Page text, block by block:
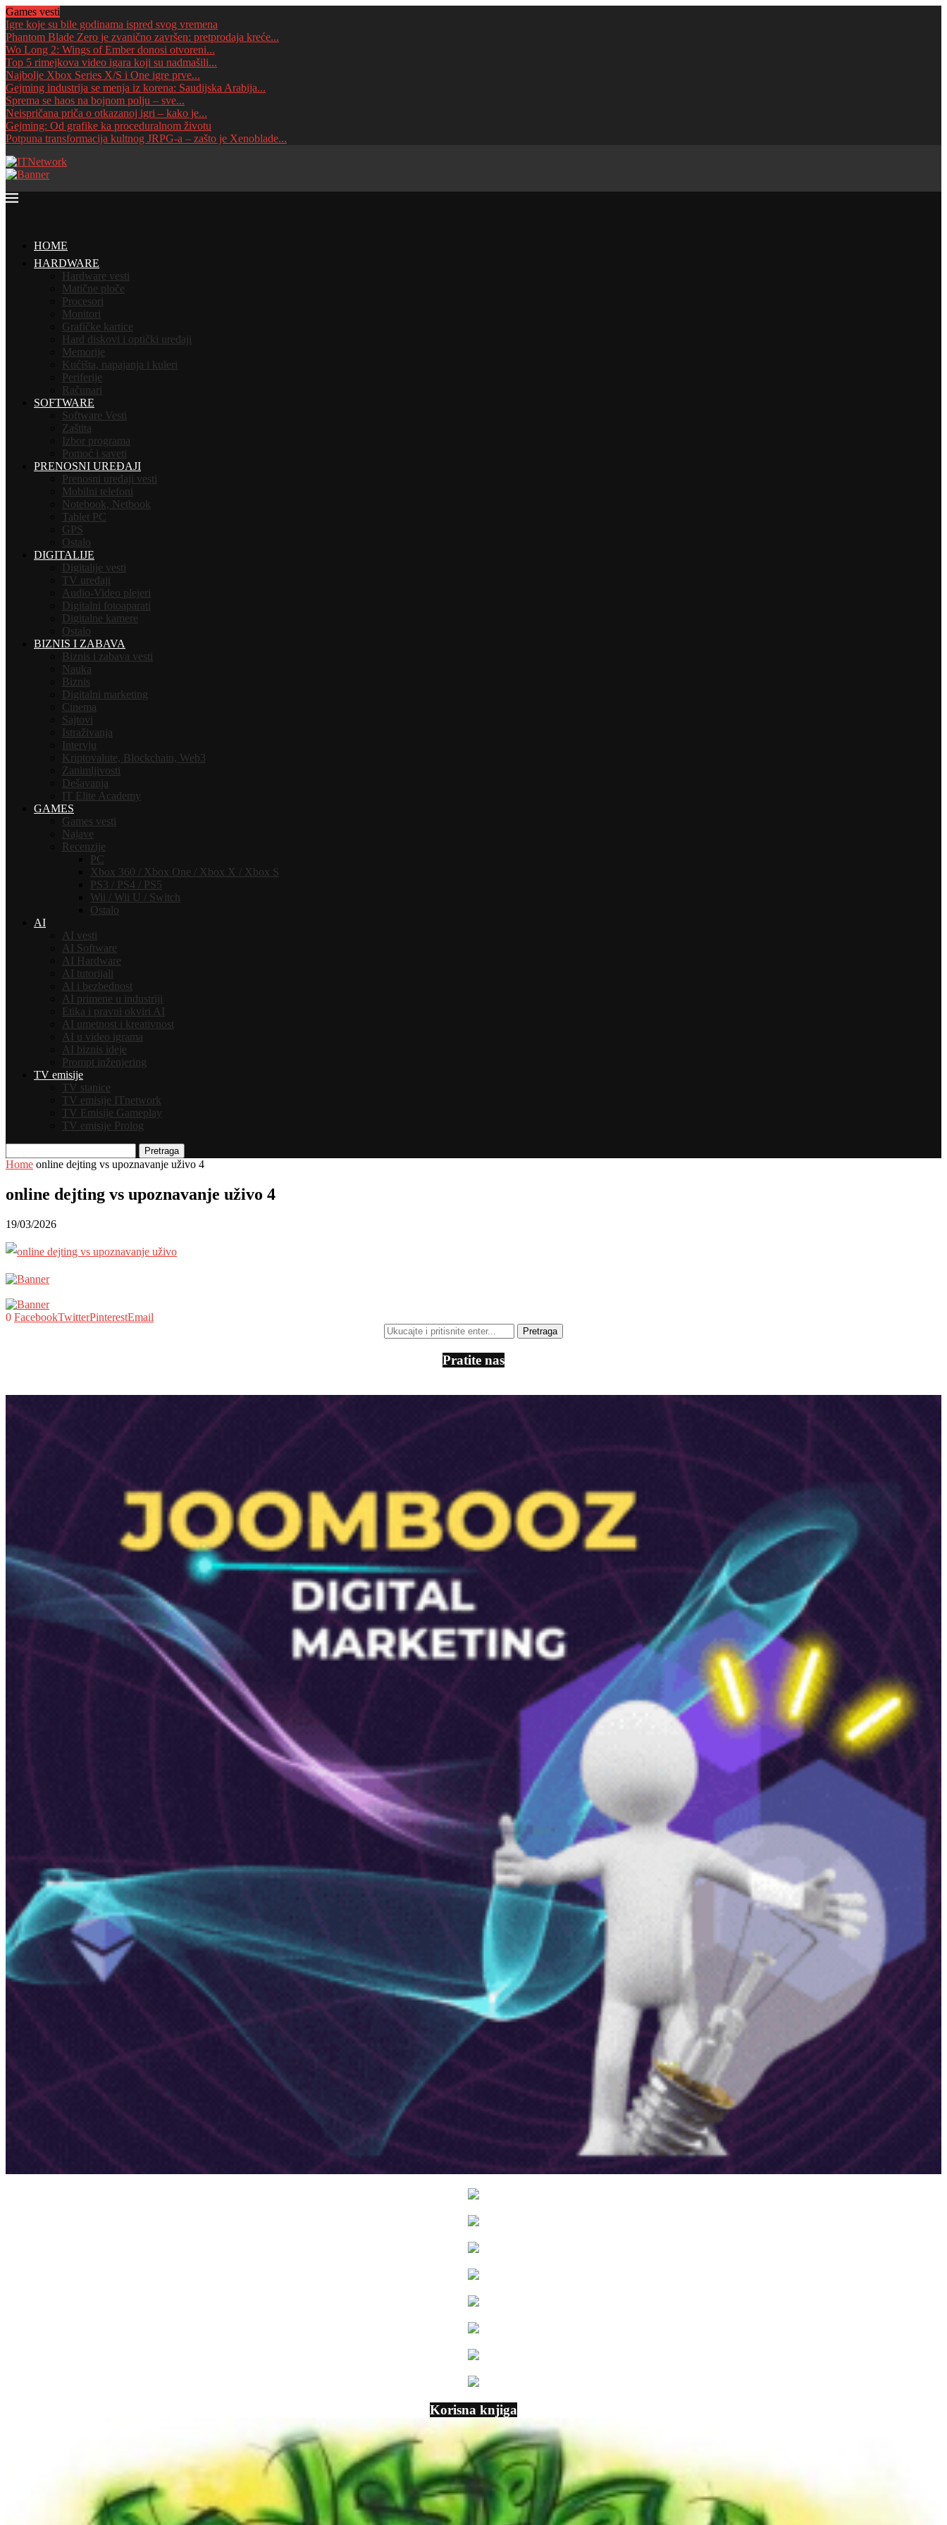
Games vesti
Igre koje su bile godinama ispred svog vremena
Phantom Blade Zero je zvanično završen: pretprodaja kreće...
Wo Long 2: Wings of Ember donosi otvoreni...
Top 5 rimejkova video igara koji su nadmašili...
Najbolje Xbox Series X/S i One igre prve...
Gejming industrija se menja iz korena: Saudijska Arabija...
Sprema se haos na bojnom polju – sve...
Neispričana priča o otkazanoj igri – kako je...
Gejming: Od grafike ka proceduralnom životu
Potpuna transformacija kultnog JRPG-a – zašto je Xenoblade...
HOME
HARDWARE
Hardware vesti
Matične ploče
Procesori
Monitori
Grafičke kartice
Hard diskovi i optički uređaji
Memorije
Kućišta, napajanja i kuleri
Periferije
Računari
SOFTWARE
Software Vesti
Zaštita
Izbor programa
Pomoć i saveti
PRENOSNI UREĐAJI
Prenosni uređaji vesti
Mobilni telefoni
Notebook, Netbook
Tablet PC
GPS
Ostalo
DIGITALIJE
Digitalije vesti
TV uređaji
Audio-Video plejeri
Digitalni fotoaparati
Digitalne kamere
Ostalo
BIZNIS I ZABAVA
Biznis i zabava vesti
Nauka
Biznis
Digitalni marketing
Cinema
Sajtovi
Istraživanja
Intervju
Kriptovalute, Blockchain, Web3
Zanimljivosti
Dešavanja
IT Elite Academy
GAMES
Games vesti
Najave
Recenzije
PC
Xbox 360 / Xbox One / Xbox X / Xbox S
PS3 / PS4 / PS5
Wii / Wii U / Switch
Ostalo
AI
AI vesti
AI Software
AI Hardware
AI tutorijali
AI i bezbednost
AI primene u industriji
Etika i pravni okviri AI
AI umetnost i kreativnost
AI u video igrama
AI biznis ideje
Prompt inženjering
TV emisije
TV stanice
TV emisije ITnetwork
TV Emisije Gameplay
TV emisije Prolog
Pretraga
Home online dejting vs upoznavanje uživo 4
online dejting vs upoznavanje uživo 4
19/03/2026
0 FacebookTwitterPinterestEmail
Pratite nas
Korisna knjiga